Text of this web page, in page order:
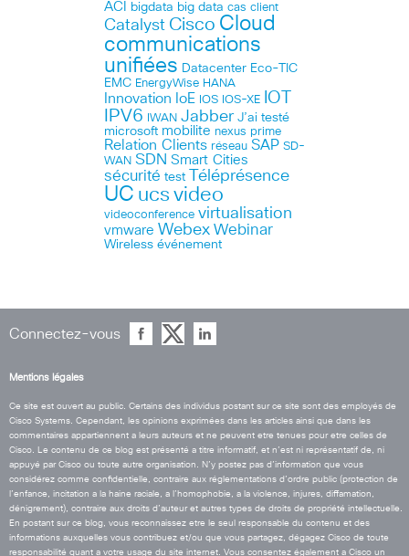
ACI bigdata big data cas client
Catalyst Cisco Cloud
communications
unifiées Datacenter Eco-TIC
EMC EnergyWise HANA
Innovation IoE IOS IOS-XE IOT
IPV6 IWAN Jabber J’ai testé
microsoft mobilite nexus prime
Relation Clients réseau SAP SD-
WAN SDN Smart Cities
sécurité test Téléprésence
UC ucs video
videoconference virtualisation
vmware Webex Webinar
Wireless événement
Connectez-vous
Mentions légales
Ce site est ouvert au public. Certains des individus postant sur ce site sont des employés de
Cisco Systems. Cependant, les opinions exprimées dans les articles ainsi que dans les
commentaires appartiennent a leurs auteurs et ne peuvent etre tenues pour etre celles de
Cisco. Le contenu de ce blog est présenté a titre informatif, et n’est ni représentatif de, ni
appuyé par Cisco ou toute autre organisation. N’y postez pas d’information que vous
considérez comme confidentielle, contraire aux réglementations d’ordre public (protection de
l’enfance, incitation a la haine raciale, a l’homophobie, a la violence, injures, diffamation,
dénigrement), contraire aux droits d’auteur et autres types de droits de propriété intellectuelle.
En postant sur ce blog, vous reconnaissez etre le seul responsable du contenu et des
informations auxquelles vous contribuez et/ou que vous partagez, dégagez Cisco de toute
responsabilité quant a votre usage du site internet. Vous consentez également a Cisco un